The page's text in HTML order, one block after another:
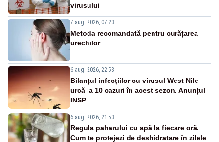
virusului
7 aug. 2026, 07:23
Metoda recomandată pentru curățarea
urechilor
6 aug. 2026, 22:53
Bilanțul infecțiilor cu virusul West Nile
urcă la 10 cazuri în acest sezon. Anunțul
INSP
6 aug. 2026, 21:53
Regula paharului cu apă la fiecare oră.
Cum te protejezi de deshidratare în zilele